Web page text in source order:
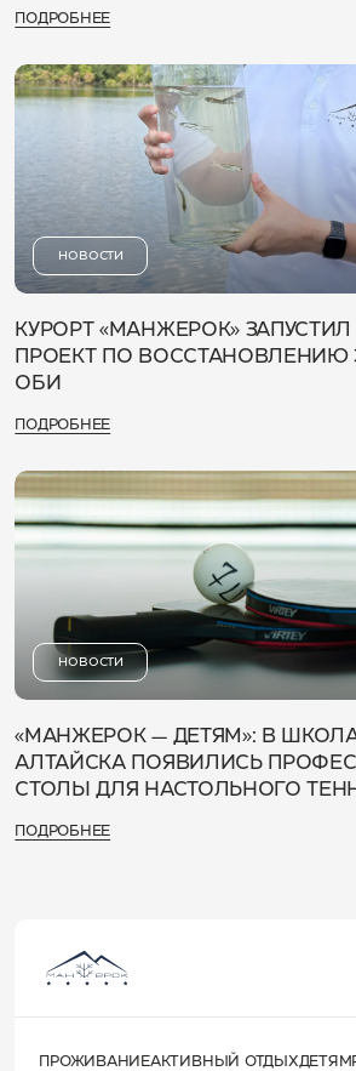
ПОДРОБНЕЕ
НОВОСТИ
КУРОРТ «МАНЖЕРОК»
ПРОЕКТ ПО ВОССТАНОВЛЕНИЮ
ОБИ
ПОДРОБНЕЕ
НОВОСТИ
«МАНЖЕРОК — ДЕТЯМ»: В
АЛТАЙСКА ПОЯВИЛИСЬ
СТОЛЫ ДЛЯ НАСТОЛЬНОГО
ПОДРОБНЕЕ
ПРОЖИВАНИЕАКТИВНЫЙ ОТДЫХДЕТЯМ